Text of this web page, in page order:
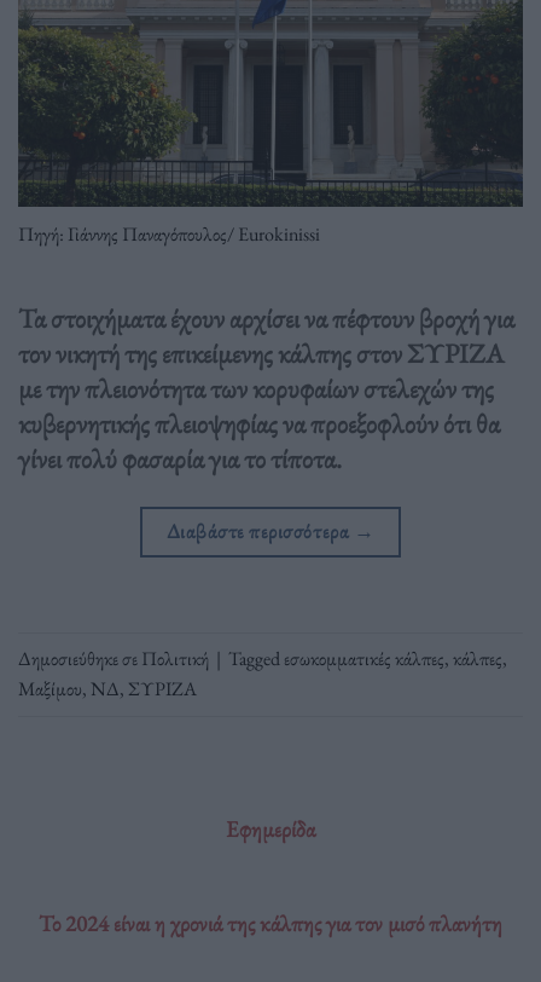
Πηγή: Γιάννης Παναγόπουλος/ Eurokinissi
Τα στοιχήματα έχουν αρχίσει να πέφτουν βροχή για
τον νικητή της επικείμενης κάλπης στον ΣΥΡΙΖΑ
με την πλειονότητα των κορυφαίων στελεχών της
κυβερνητικής πλειοψηφίας να προεξοφλούν ότι θα
γίνει πολύ φασαρία για το τίποτα.
Διαβάστε περισσότερα →
Δημοσιεύθηκε σεΠολιτική | Taggedεσωκομματικές κάλπες,κάλπες,
Μαξίμου, ΝΔ, ΣΥΡΙΖΑ
Εφημερίδα
Το 2024 είναι η χρονιά της κάλπης για τον μισό πλανήτη